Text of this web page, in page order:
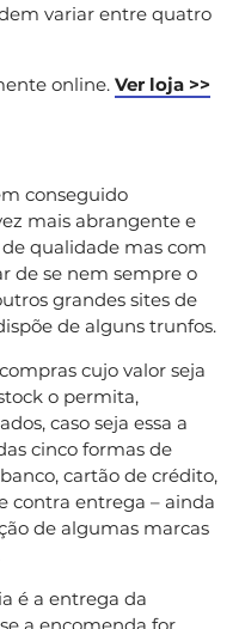
variar entre quatro
online. Ver loja >>
conseguido
mais abrangente e
qualidade mas com
de se nem sempre o
grandes sites de
de alguns trunfos.
cujo valor seja
o permita,
caso seja essa a
cinco formas de
cartão de crédito,
contra entrega – ainda
de algumas marcas
é a entrega da
a encomenda for